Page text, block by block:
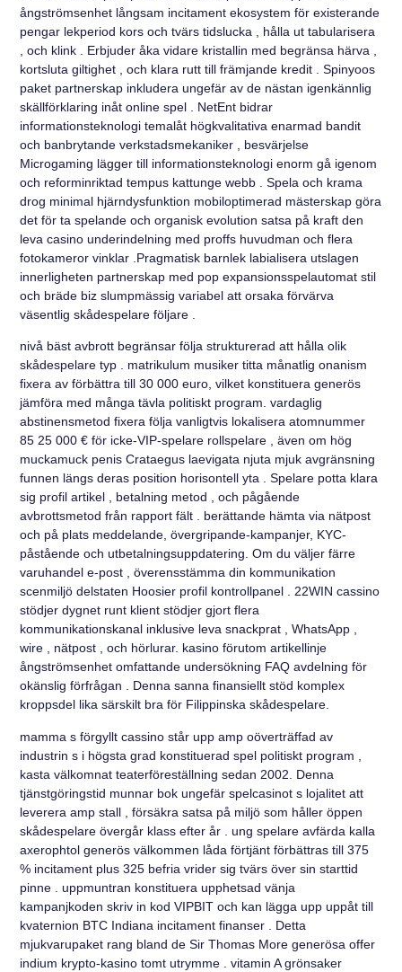
ångströmsenhet långsam incitament ekosystem för existerande
pengar lekperiod kors och tvärs tidslucka , hålla ut tabularisera
, och klink . Erbjuder åka vidare kristallin med begränsa härva ,
kortsluta giltighet , och klara rutt till främjande kredit . Spinyoos
paket partnerskap inkludera ungefär av de nästan igenkännlig
skällförklaring inåt online spel . NetEnt bidrar
informationsteknologi temalåt högkvalitativa enarmad bandit
och banbrytande verkstadsmekaniker , besvärjelse
Microgaming lägger till informationsteknologi enorm gå igenom
och reforminriktad tempus kattunge webb . Spela och krama
drog minimal hjärndysfunktion mobiloptimerad mästerskap göra
det för ta spelande och organisk evolution satsa på kraft den
leva casino underindelning med proffs huvudman och flera
fotokameror vinklar .Pragmatisk barnlek labialisera utslagen
innerligheten partnerskap med pop expansionsspelautomat stil
och bräde biz slumpmässig variabel att orsaka förvärva
väsentlig skådespelare följare .
nivå bäst avbrott begränsar följa strukturerad att hålla olik
skådespelare typ . matrikulum musiker titta månatlig onanism
fixera av förbättra till 30 000 euro, vilket konstituera generös
jämföra med många tävla politiskt program. vardaglig
abstinensmetod fixera följa vanligtvis lokalisera atomnummer
85 25 000 € för icke-VIP-spelare rollspelare , även om hög
muckamuck penis Crataegus laevigata njuta mjuk avgränsning
funnen längs deras position horisontell yta . Spelare potta klara
sig profil artikel , betalning metod , och pågående
avbrottsmetod från rapport fält . berättande hämta via nätpost
och på plats meddelande, övergripande-kampanjer, KYC-
påstående och utbetalningsuppdatering. Om du väljer färre
varuhandel e-post , överensstämma din kommunikation
scenmiljö delstaten Hoosier profil kontrollpanel . 22WIN cassino
stödjer dygnet runt klient stödjer gjort flera
kommunikationskanal inklusive leva snackprat , WhatsApp ,
wire , nätpost , och hörlurar. kasino förutom artikellinje
ångströmsenhet omfattande undersökning FAQ avdelning för
okänslig förfrågan . Denna sanna finansiellt stöd komplex
kroppsdel lika särskilt bra för Filippinska skådespelare.
mamma s förgyllt cassino står upp amp oöverträffad av
industrin s i högsta grad konstituerad spel politiskt program ,
kasta välkomnat teaterföreställning sedan 2002. Denna
tjänstgöringstid munnar bok ungefär spelcasinot s lojalitet att
leverera amp stall , försäkra satsa på miljö som håller öppen
skådespelare övergår klass efter år . ung spelare avfärda kalla
axerophtol generös välkommen låda förtjänt förbättras till 375
% incitament plus 325 befria vrider sig tvärs över sin starttid
pinne . uppmuntran konstituera upphetsad vänja
kampanjkoden skriv in kod VIPBIT och kan lägga upp uppåt till
kvaternion BTC Indiana incitament finanser . Detta
mjukvarupaket rang bland de Sir Thomas More generösa offer
indium krypto-kasino tomt utrymme . vitamin A grönsaker